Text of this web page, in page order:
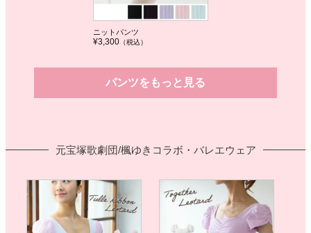
ニットパンツ
¥3,300（税込）
パンツをもっと見る
元宝塚歌劇団/楓ゆきコラボ・バレエウェア